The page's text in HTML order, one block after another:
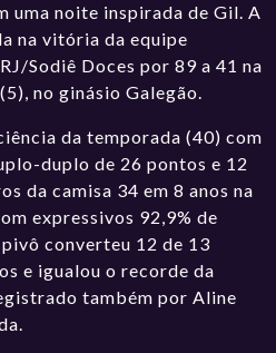
uma noite inspirada de Gil. A
na vitória da equipe
Sodiê Doces por 89 a 41 na
no ginásio Galegão.
da temporada (40) com
duplo de 26 pontos e 12
da camisa 34 em 8 anos na
expressivos 92,9% de
converteu 12 de 13
e igualou o recorde da
também por Aline